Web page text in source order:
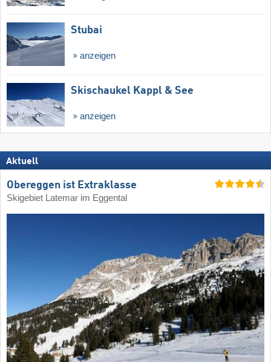
Stubai
anzeigen
Skischaukel Kappl & See
anzeigen
Aktuell
Obereggen ist Extraklasse
Skigebiet Latemar im Eggental